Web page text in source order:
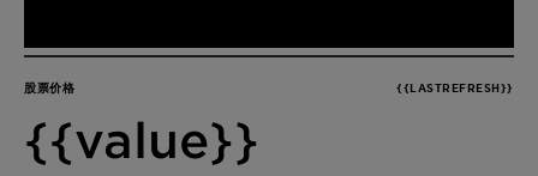
股票价格 {{LASTREFRESH}}
{{value}}